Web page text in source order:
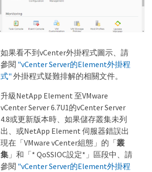
如果看不到vCenter外掛程式圖示、請
參閱 "vCenter Server的Element外掛程
式" 外掛程式疑難排解的相關文件。
升級NetApp Element 至VMware
vCenter Server 6.7U1的vCenter Server
4.8或更新版本時、如果儲存叢集未列
出、或NetApp Element 伺服器錯誤出
現在「VMware vCenter組態」的「叢
集」和「* QoSSIOC設定*」區段中、請
參閱 "vCenter Server的Element外掛程